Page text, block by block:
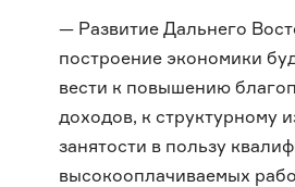
— Развитие Дальнего
построение экономики
вести к повышению
доходов, к структурному
занятости в пользу
высокооплачиваемых